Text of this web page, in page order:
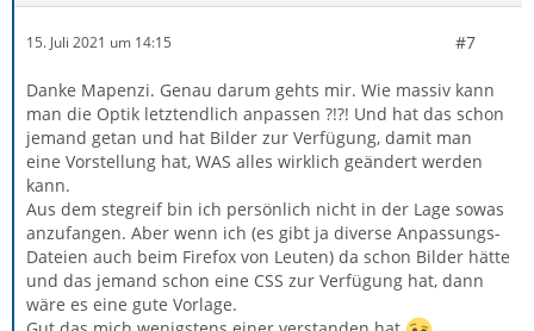
15. Juli 2021 um 14:15 #7
Danke Mapenzi. Genau darum gehts mir. Wie massiv kann
man die Optik letztendlich anpassen ?!?! Und hat das schon
jemand getan und hat Bilder zur Verfügung, damit man
eine Vorstellung hat, WAS alles wirklich geändert werden
kann.
Aus dem stegreif bin ich persönlich nicht in der Lage sowas
anzufangen. Aber wenn ich (es gibt ja diverse Anpassungs-
Dateien auch beim Firefox von Leuten) da schon Bilder hätte
und das jemand schon eine CSS zur Verfügung hat, dann
wäre es eine gute Vorlage.